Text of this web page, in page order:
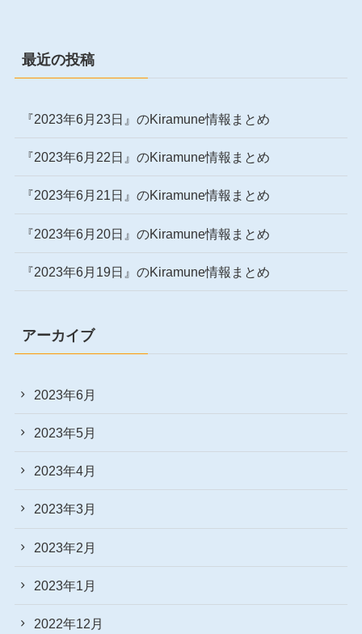
最近の投稿
『2023年6月23日』のKiramune情報まとめ
『2023年6月22日』のKiramune情報まとめ
『2023年6月21日』のKiramune情報まとめ
『2023年6月20日』のKiramune情報まとめ
『2023年6月19日』のKiramune情報まとめ
アーカイブ
2023年6月
2023年5月
2023年4月
2023年3月
2023年2月
2023年1月
2022年12月